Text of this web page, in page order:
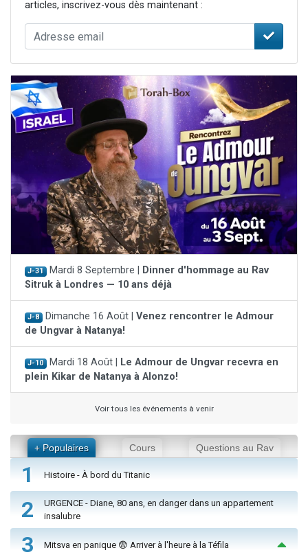
articles, inscrivez-vous dès maintenant :
J-31 Mardi 8 Septembre |
Dinner d'hommage au Rav
Sitruk à Londres — 10 ans déjà
J-8 Dimanche 16 Août | Venez rencontrer le Admour
de Ungvar à Natanya!
J-10 Mardi 18 Août |
Le Admour de Ungvar recevra en
plein Kikar de Natanya à Alonzo!
Voir tous les événements à venir
+ Populaires Cours Questions au Rav
1 Histoire - À bord du Titanic
2
URGENCE - Diane, 80 ans, en danger dans un appartement
insalubre
3 Mitsva en panique 😨 Arriver à l'heure à la Téfila